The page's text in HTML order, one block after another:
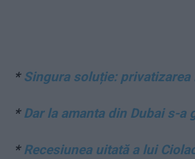
* Singura soluție: privatizarea
*Dar la amanta din Dubai s-a
*Recesiunea uitată a lui